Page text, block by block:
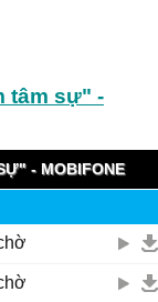
nụ cười
tâm sự" -
- MOBIFONE